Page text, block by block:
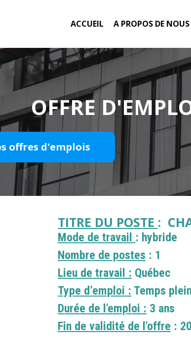
ACCUEIL A PROPOS DE NOUS
OFFRE
offres d'emplois
TITRE DU POSTE :
Mode de travail : hybride
Nombre de postes : 1
Lieu de travail : Québec
Type d’emploi : Temps
Durée de l'emploi : 3 ans
Fin de validité de l'offre :